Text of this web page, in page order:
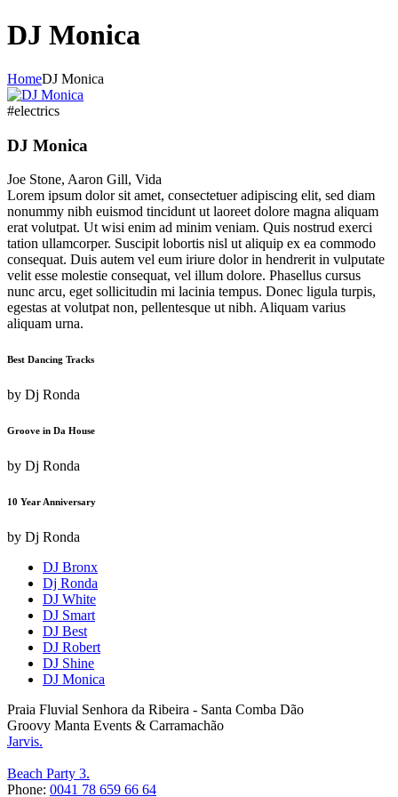
DJ Monica
HomeDJ Monica
#electrics
DJ Monica
Joe Stone, Aaron Gill, Vida
Lorem ipsum dolor sit amet, consectetuer adipiscing elit, sed diam
nonummy nibh euismod tincidunt ut laoreet dolore magna aliquam
erat volutpat. Ut wisi enim ad minim veniam. Quis nostrud exerci
tation ullamcorper. Suscipit lobortis nisl ut aliquip ex ea commodo
consequat. Duis autem vel eum iriure dolor in hendrerit in vulputate
velit esse molestie consequat, vel illum dolore. Phasellus cursus
nunc arcu, eget sollicitudin mi lacinia tempus. Donec ligula turpis,
egestas at volutpat non, pellentesque ut nibh. Aliquam varius
aliquam urna.
Best Dancing Tracks
by Dj Ronda
Groove in Da House
by Dj Ronda
10 Year Anniversary
by Dj Ronda
DJ Bronx
Dj Ronda
DJ White
DJ Smart
DJ Best
DJ Robert
DJ Shine
DJ Monica
Praia Fluvial Senhora da Ribeira - Santa Comba Dão
Groovy Manta Events & Carramachão
Jarvis.
Beach Party 3.
Phone: 0041 78 659 66 64